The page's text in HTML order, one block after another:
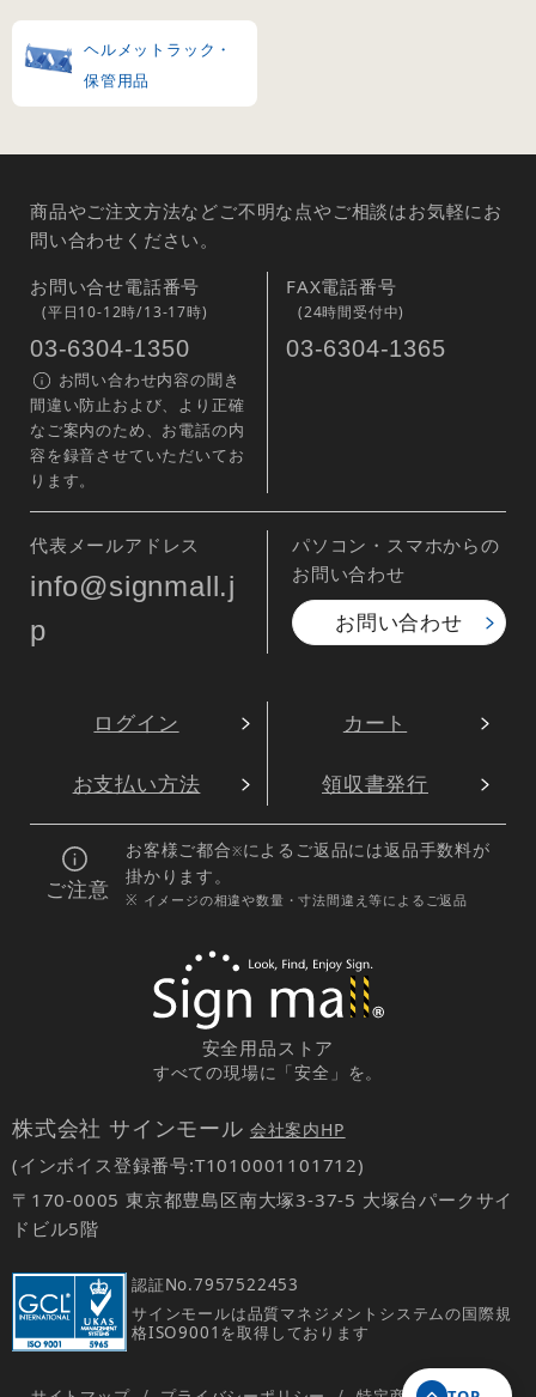
ヘルメットラック・
保管用品
商品やご注文方法などご不明な点やご相談はお気軽にお
問い合わせください。
お問い合せ電話番号
(平日10-12時/13-17時)
03-6304-1350
お問い合わせ内容の聞き
間違い防止および、より正確
なご案内のため、お電話の内
容を録音させていただいてお
ります。
FAX電話番号
(24時間受付中)
03-6304-1365
代表メールアドレス
info@signmall.j
p
パソコン・スマホからの
お問い合わせ
お問い合わせ
ログイン カート
お支払い方法 領収書発行
ご注意
お客様ご都合※によるご返品には返品手数料が
掛かります。
※ イメージの相違や数量・寸法間違え等によるご返品
安全用品ストア
すべての現場に「安全」を。
株式会社 サインモール 会社案内HP
(インボイス登録番号:T1010001101712)
〒170-0005 東京都豊島区南大塚3-37-5 大塚台パークサイ
ドビル5階
認証No.7957522453
サインモールは品質マネジメントシステムの国際規
格ISO9001を取得しております